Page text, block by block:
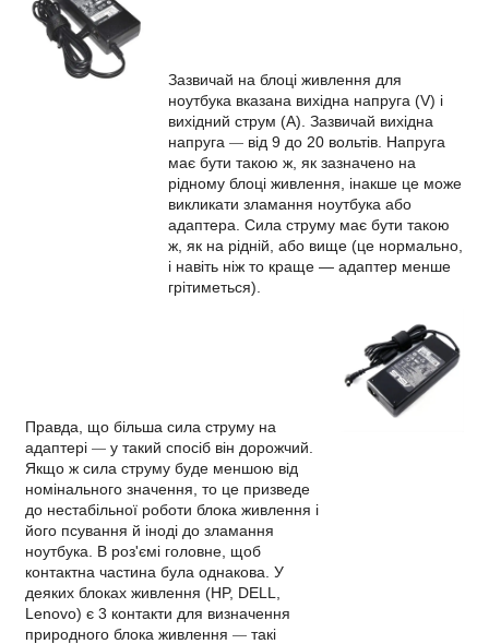
Зазвичай на блоці живлення для
ноутбука вказана вихідна напруга (V) і
вихідний струм (A). Зазвичай вихідна
напруга — від 9 до 20 вольтів. Напруга
має бути такою ж, як зазначено на
рідному блоці живлення, інакше це може
викликати зламання ноутбука або
адаптера. Сила струму має бути такою
ж, як на рідній, або вище (це нормально,
і навіть ніж то краще — адаптер менше
грітиметься).
Правда, що більша сила струму на
адаптері — у такий спосіб він дорожчий.
Якщо ж сила струму буде меншою від
номінального значення, то це призведе
до нестабільної роботи блока живлення і
його псування й іноді до зламання
ноутбука. В роз'ємі головне, щоб
контактна частина була однакова. У
деяких блоках живлення (HP, DELL,
Lenovo) є 3 контакти для визначення
природного блока живлення — такі